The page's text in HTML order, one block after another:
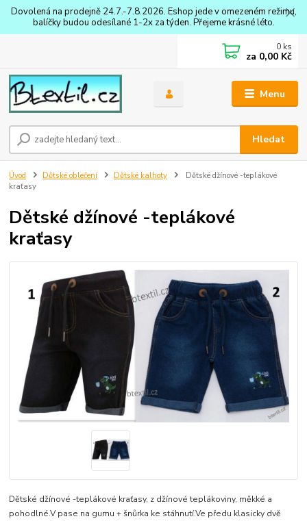
Dovolená na prodejně 24.7.-7.8.2026. Eshop jede v omezeném režimu,
balíčky budou odesílané 1-2x za týden. Přejeme krásné léto.
Menu
Hledat
0 ks
za 0,00 Kč
Úvod Dětské oblečení Dětské kalhoty
Dětské džínové -teplákové
kraťasy
Dětské džínové -teplákové
kraťasy
Dětské džínové -teplákové kraťasy, z džínové teplákoviny, měkké a
pohodlné.V pase na gumu + šnůrka ke stáhnutí.Ve předu klasicky dvě